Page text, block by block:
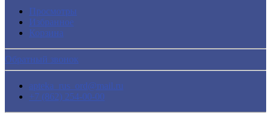
Просмотры
Избранное
Корзина
Обратный звонок
apteka_rus_ord@mail.ru
+7 (862) 254-00-00